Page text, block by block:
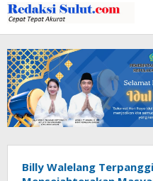
Lewati
ke
konten
Billy Walelang